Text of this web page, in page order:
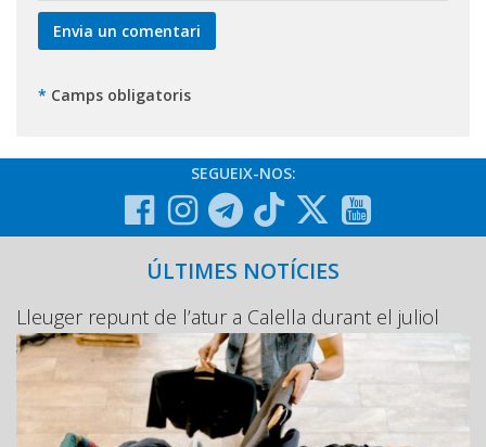
* Camps obligatoris
SEGUEIX-NOS:
ÚLTIMES NOTÍCIES
Lleuger repunt de l’atur a Calella durant el juliol